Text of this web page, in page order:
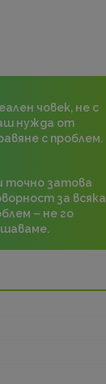
човек, не с
нужда от
с проблем.
точно затова
за всяка
– не го